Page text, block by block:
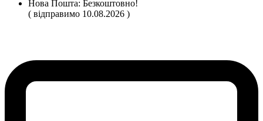
Нова Пошта: Безкоштовно!
( відправимо 10.08.2026 )